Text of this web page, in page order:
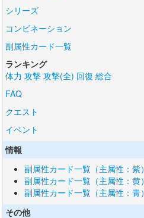
シリーズ
コンビネーション
副属性カード一覧
ランキング
体力 攻撃 攻撃(全) 回復 総合
FAQ
クエスト
イベント
情報
副属性カード一覧（主属性：紫）
副属性カード一覧（主属性：黄）
副属性カード一覧（主属性：青）
その他